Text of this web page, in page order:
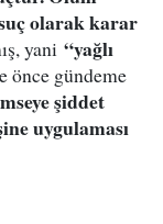
olarak karar
yani “yağlı
önce gündeme
şiddet
uygulaması